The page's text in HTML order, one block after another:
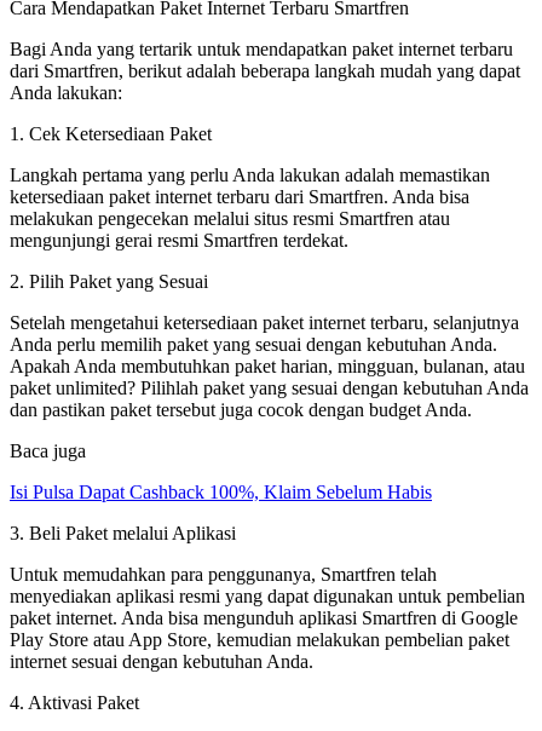
Cara Mendapatkan Paket Internet Terbaru Smartfren
Bagi Anda yang tertarik untuk mendapatkan paket internet terbaru
dari Smartfren, berikut adalah beberapa langkah mudah yang dapat
Anda lakukan:
1. Cek Ketersediaan Paket
Langkah pertama yang perlu Anda lakukan adalah memastikan
ketersediaan paket internet terbaru dari Smartfren. Anda bisa
melakukan pengecekan melalui situs resmi Smartfren atau
mengunjungi gerai resmi Smartfren terdekat.
2. Pilih Paket yang Sesuai
Setelah mengetahui ketersediaan paket internet terbaru, selanjutnya
Anda perlu memilih paket yang sesuai dengan kebutuhan Anda.
Apakah Anda membutuhkan paket harian, mingguan, bulanan, atau
paket unlimited? Pilihlah paket yang sesuai dengan kebutuhan Anda
dan pastikan paket tersebut juga cocok dengan budget Anda.
Baca juga
Isi Pulsa Dapat Cashback 100%, Klaim Sebelum Habis
3. Beli Paket melalui Aplikasi
Untuk memudahkan para penggunanya, Smartfren telah
menyediakan aplikasi resmi yang dapat digunakan untuk pembelian
paket internet. Anda bisa mengunduh aplikasi Smartfren di Google
Play Store atau App Store, kemudian melakukan pembelian paket
internet sesuai dengan kebutuhan Anda.
4. Aktivasi Paket